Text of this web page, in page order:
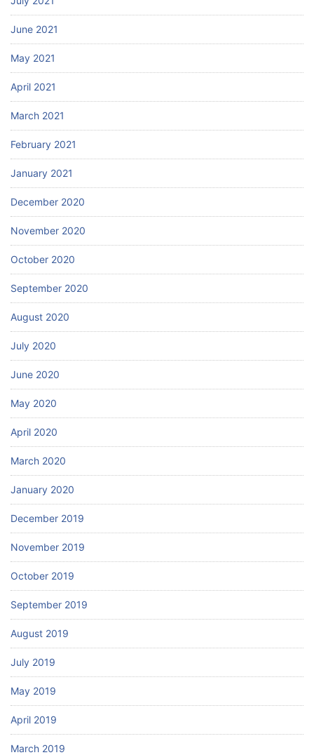
June 2021
May 2021
April 2021
March 2021
February 2021
January 2021
December 2020
November 2020
October 2020
September 2020
August 2020
July 2020
June 2020
May 2020
April 2020
March 2020
January 2020
December 2019
November 2019
October 2019
September 2019
August 2019
July 2019
May 2019
April 2019
March 2019